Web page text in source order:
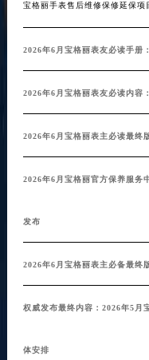
宝格丽手表售后维修保修延保
2026年6月宝格丽表友必读手册
2026年6月宝格丽表友必读内容
2026年6月宝格丽表主必读最终
2026年6月宝格丽官方保养服务
发布
2026年6月宝格丽表主必备最终
权威发布最终内容：2026年5月
体安排